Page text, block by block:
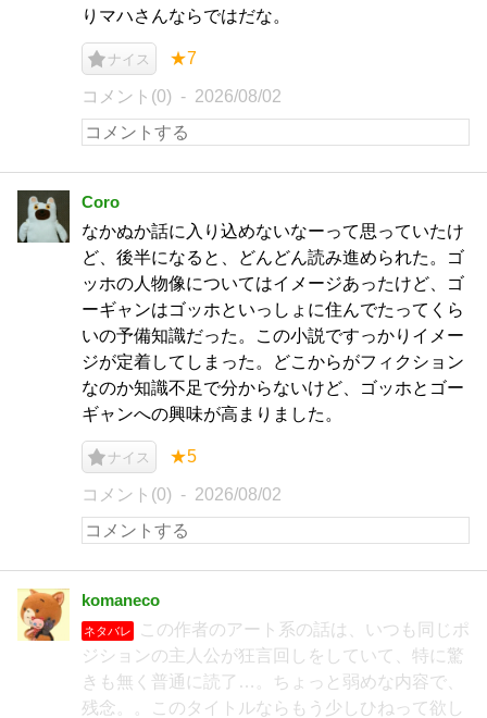
りマハさんならではだな。
ナイス ★7
コメント(0) 2026/08/02
Coro
なかぬか話に入り込めないなーって思っていたけ
ど、後半になると、どんどん読み進められた。ゴ
ッホの人物像についてはイメージあったけど、ゴ
ーギャンはゴッホといっしょに住んでたってくら
いの予備知識だった。この小説ですっかりイメー
ジが定着してしまった。どこからがフィクション
なのか知識不足で分からないけど、ゴッホとゴー
ギャンへの興味が高まりました。
ナイス ★5
コメント(0) 2026/08/02
komaneco
ネタバレ
この作者のアート系の話は、いつも同じポ
ジションの主人公が狂言回しをしていて、特に驚
きも無く普通に読了…。ちょっと弱めな内容で、
残念。。このタイトルならもう少しひねって欲し